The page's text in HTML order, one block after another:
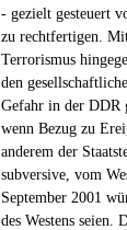
- gezielt gesteuert
zu rechtfertigen.
Terrorismus
den
Gefahr in der DDR
wenn Bezug zu
anderem der
subversive, vom
September 2001
des Westens seien.